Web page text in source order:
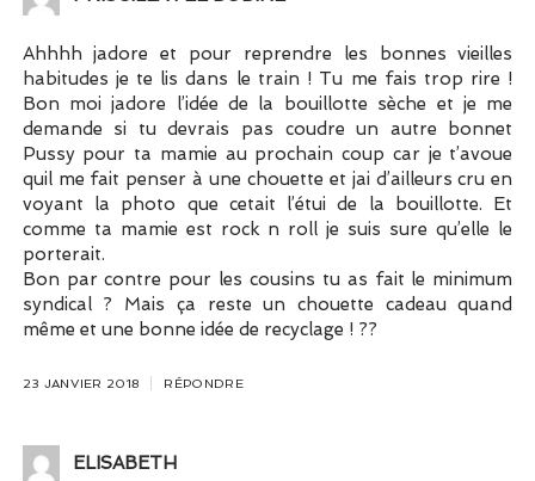
Ahhhh jadore et pour reprendre les bonnes vieilles
habitudes je te lis dans le train ! Tu me fais trop rire !
Bon moi jadore l’idée de la bouillotte sèche et je me
demande si tu devrais pas coudre un autre bonnet
Pussy pour ta mamie au prochain coup car je t’avoue
quil me fait penser à une chouette et jai d’ailleurs cru en
voyant la photo que cetait l’étui de la bouillotte. Et
comme ta mamie est rock n roll je suis sure qu’elle le
porterait.
Bon par contre pour les cousins tu as fait le minimum
syndical ? Mais ça reste un chouette cadeau quand
même et une bonne idée de recyclage ! ??
23 JANVIER 2018 RÉPONDRE
ELISABETH